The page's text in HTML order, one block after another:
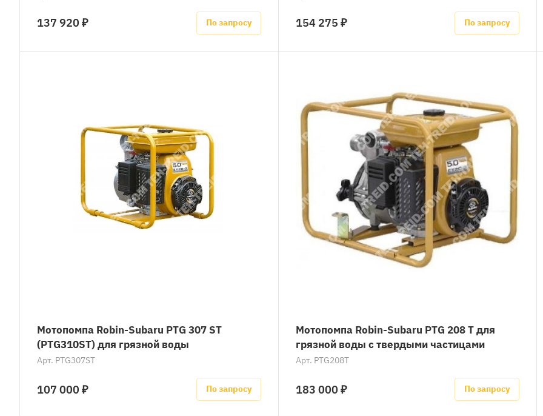
137 920 ₽ По запросу 154 275 ₽ По запросу
Мотопомпа Robin-Subaru PTG 307 ST
(PTG310ST) для грязной воды
Арт. PTG307ST
107 000 ₽ По запросу
Мотопомпа Robin-Subaru PTG 208 T для
грязной воды с твердыми частицами
Арт. PTG208T
183 000 ₽ По запросу